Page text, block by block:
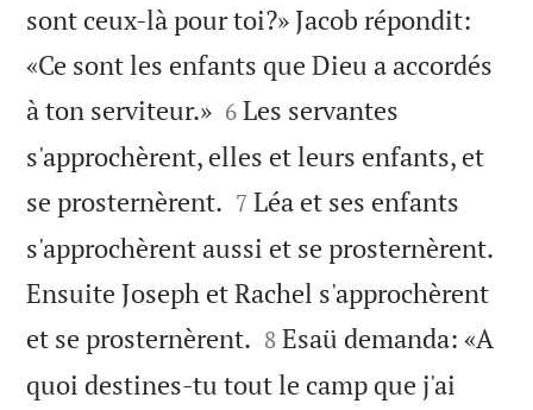
sont ceux-là pour toi?» Jacob répondit:
«Ce sont les enfants que Dieu a accordés
à ton serviteur.»
6 Les servantes
s'approchèrent, elles et leurs enfants, et
se prosternèrent. 

7 Léa et ses enfants
s'approchèrent aussi et se prosternèrent.
Ensuite Joseph et Rachel s'approchèrent
et se prosternèrent. 

8 Esaü demanda: «A
quoi destines-tu tout le camp que j'ai